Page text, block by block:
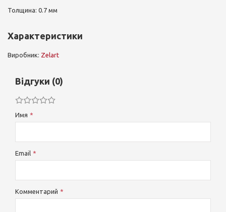
Толщина: 0.7 мм
Характеристики
Виробник: Zelart
Відгуки (0)
Имя
Email
Комментарий